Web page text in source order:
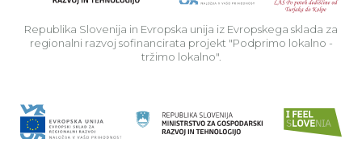
Republika Slovenija in Evropska unija iz Evropskega sklada za
regionalni razvoj sofinancirata projekt "Podprimo lokalno -
tržimo lokalno".